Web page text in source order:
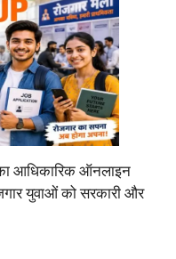
आधिकारिक ऑनलाइन
युवाओं को सरकारी और